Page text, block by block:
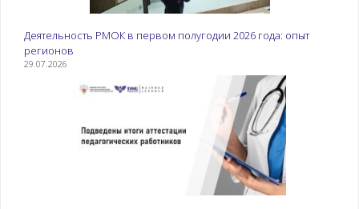
Деятельность РМОК в первом полугодии 2026 года: опыт
регионов
29.07.2026